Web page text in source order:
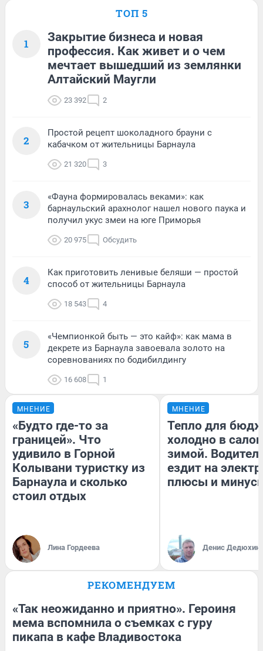
ТОП 5
1
Закрытие бизнеса и новая
профессия. Как живет и о чем
мечтает вышедший из землянки
Алтайский Маугли
23 392 2
2
Простой рецепт шоколадного брауни с
кабачком от жительницы Барнаула
21 320 3
3
«Фауна формировалась веками»: как
барнаульский арахнолог нашел нового паука и
получил укус змеи на юге Приморья
20 975 Обсудить
4
Как приготовить ленивые беляши — простой
способ от жительницы Барнаула
18 543 4
5
«Чемпионкой быть — это кайф»: как мама в
декрете из Барнаула завоевала золото на
соревнованиях по бодибилдингу
16 608 1
МНЕНИЕ
«Будто где-то за
границей». Что
удивило в Горной
Колывани туристку из
Барнаула и сколько
стоил отдых
Лина Гордеева
МНЕНИЕ
Тепло для
холодно в
зимой.
ездит на
плюсы и
Денис Дедюхин
РЕКОМЕНДУЕМ
«Так неожиданно и приятно». Героиня
мема вспомнила о съемках с гуру
пикапа в кафе Владивостока